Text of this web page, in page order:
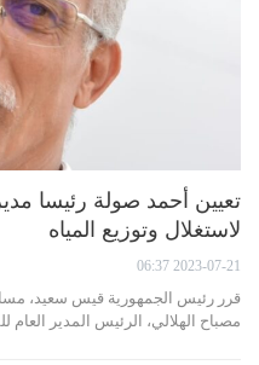
تعيين أحمد صولة رئيسا
لاستغلال وتوزيع المياه
2023-07-21 06:37
مصباح الهلالي، الرئيس المدير العام